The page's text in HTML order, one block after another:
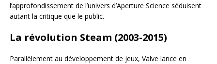
l’approfondissement de l’univers d’Aperture Science séduisent
autant la critique que le public.
La révolution Steam (2003-2015)
Parallèlement au développement de jeux, Valve lance en